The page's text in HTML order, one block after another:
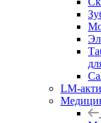
LM-